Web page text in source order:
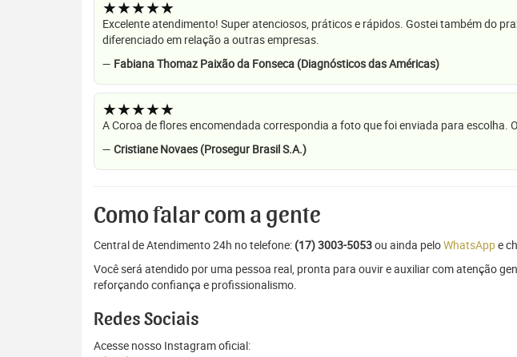
★★★★★
Excelente atendimento! Super atenciosos, práticos e rápidos. Gostei também do
diferenciado em relação a outras empresas.
— Fabiana Thomaz Paixão da Fonseca (Diagnósticos das Américas)
★★★★★
A Coroa de flores encomendada correspondia a foto que foi enviada para escolha.
— Cristiane Novaes (Prosegur Brasil S.A.)
Como falar com a gente
Central de Atendimento 24h no telefone: (17) 3003-5053ou ainda peloWhatsAppe
Você será atendido por uma pessoa real, pronta para ouvir e auxiliar com atenção
reforçando confiança e profissionalismo.
Redes Sociais
Acesse nosso Instagram oficial: